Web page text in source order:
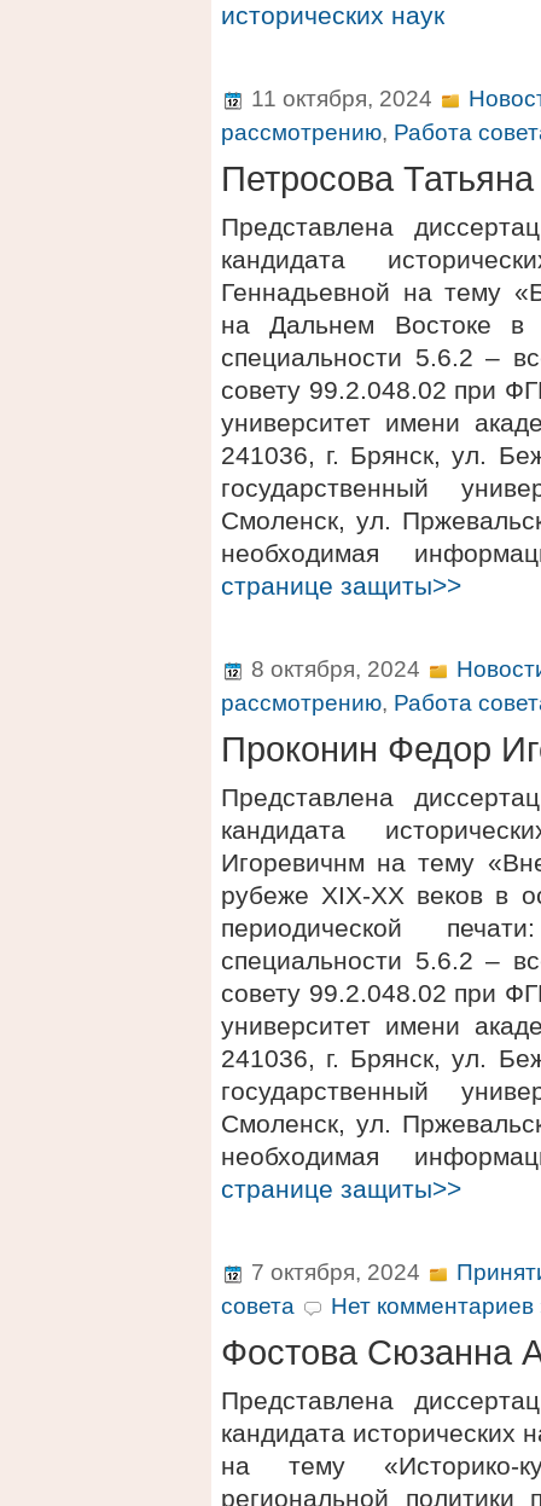
исторических наук
11 октября, 2024
рассмотрению, Работа
Петросова
Представлена
кандидата
Геннадьевной на тему
на Дальнем Востоке
специальности 5.6.2 –
совету 99.2.048.02 при
университет имени
241036, г. Брянск, ул.
государственный
Смоленск, ул.
необходимая
странице защиты>>
8 октября, 2024
рассмотрению, Работа
Проконин Федор
Представлена
кандидата
Игоревичнм на тему
рубеже XIX-XX веков в
периодической
специальности 5.6.2 –
совету 99.2.048.02 при
университет имени
241036, г. Брянск, ул.
государственный
Смоленск, ул.
необходимая
странице защиты>>
7 октября, 2024
совета
Нет комментариев
Фостова Сюзанна
Представлена
кандидата исторических
на тему «Историко-
региональной политики